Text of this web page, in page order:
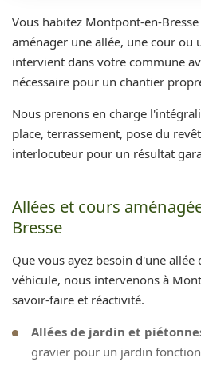
Vous habitez Montpont-en-
aménager une allée, une cour ou
intervient dans votre commune
nécessaire pour un chantier
Nous prenons en charge
place, terrassement, pose du
interlocuteur pour un résultat
Allées et cours
Bresse
Que vous ayez besoin d'une
véhicule, nous intervenons à
savoir-faire et réactivité.
Allées de jardin et
gravier pour un jardin